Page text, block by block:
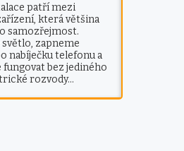
patří mezi
která většina
samozřejmost.
zapneme
nabíječku telefonu a
fungovat bez jediného
rozvody…